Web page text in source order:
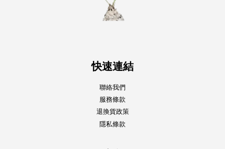
快速連結
聯絡我們
服務條款
退換貨政策
隱私條款